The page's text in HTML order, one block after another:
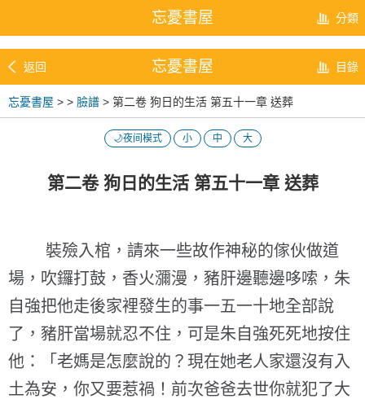
忘憂書屋 分類
返回 忘憂書屋 目錄
忘憂書屋 > > 臉譜 > 第二卷 狗日的生活 第五十一章 送葬
🌙夜间模式 小 中 大
第二卷 狗日的生活 第五十一章 送葬
裝殮入棺，請來一些故作神秘的傢伙做道
場，吹鑼打鼓，香火瀰漫，豬肝邊聽邊哆嗦，朱
自強把他走後家裡發生的事一五一十地全部說
了，豬肝當場就忍不住，可是朱自強死死地按住
他：「老媽是怎麼說的？現在她老人家還沒有入
土為安，你又要惹禍！前次爸爸去世你就犯了大